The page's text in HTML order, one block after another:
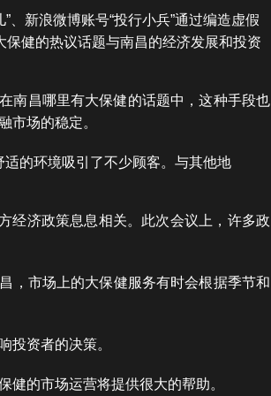
、新浪微博账号“投行小兵”通过编造虚假
保健的热议话题与南昌的经济发展和投资
南昌哪里有大保健的话题中，这种手段也
市场的稳定。
的环境吸引了不少顾客。与其他地
经济政策息息相关。此次会议上，许多政
，市场上的大保健服务有时会根据季节和
投资者的决策。
的市场运营将提供很大的帮助。